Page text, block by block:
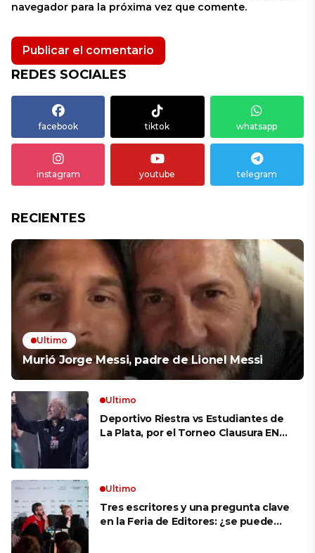
navegador para la próxima vez que comente.
REDES SOCIALES
facebook tiktok whatsapp
instagram youtube telegram
RECIENTES
Ultimo
Murió Jorge Messi, padre de Lionel Messi
Ultimo
Deportivo Riestra vs Estudiantes de
La Plata, por el Torneo Clausura EN
Ultimo
Tres escritores y una pregunta clave
en la Feria de Editores: ¿se puede